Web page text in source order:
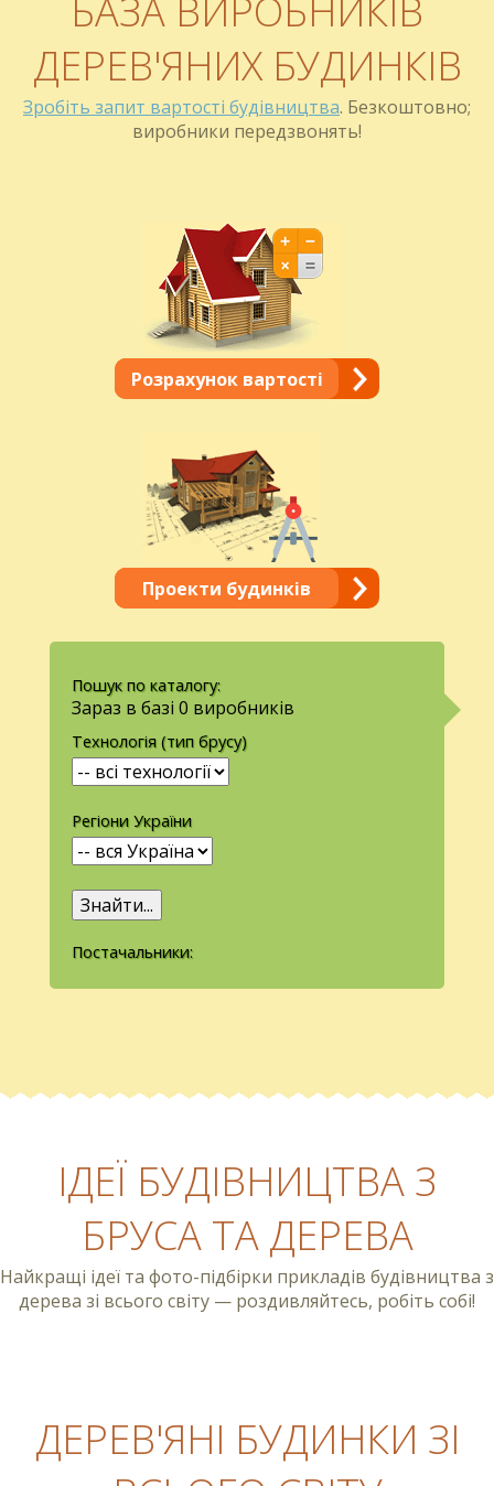
БАЗА ВИРОБНИКІВ
ДЕРЕВ'ЯНИХ БУДИНКІВ
Зробіть запит вартості будівництва. Безкоштовно;
виробники передзвонять!
Розрахунок вартості
Проекти будинків
Пошук по каталогу:
Зараз в базі 0 виробників
Технологія (тип брусу)
Регіони України
Постачальники:
ІДЕЇ БУДІВНИЦТВА З
БРУСА ТА ДЕРЕВА
Найкращі ідеї та фото-підбірки прикладів будівництва з
дерева зі всього світу — роздивляйтесь, робіть собі!
ДЕРЕВ'ЯНІ БУДИНКИ ЗІ